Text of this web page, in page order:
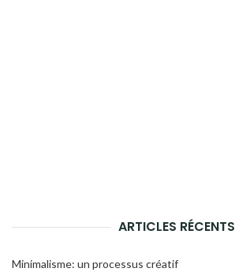
ARTICLES RÉCENTS
Minimalisme: un processus créatif